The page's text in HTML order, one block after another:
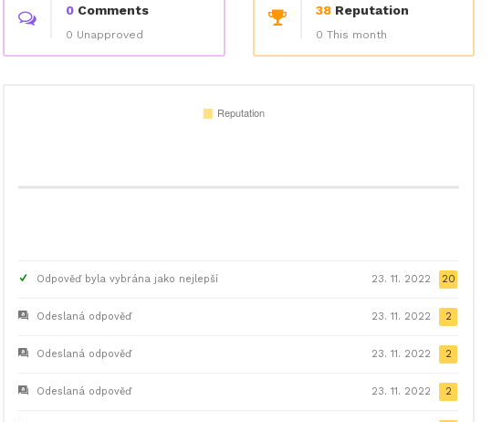
0 Comments
0 Unapproved
38Reputation
0 This month
Odpověď byla vybrána jako nejlepší 23. 11. 2022 20
Odeslaná odpověď 23. 11. 2022 2
Odeslaná odpověď 23. 11. 2022 2
Odeslaná odpověď 23. 11. 2022 2